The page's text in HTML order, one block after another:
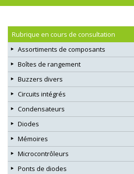
Rubrique en cours de consultation
Assortiments de composants
Boîtes de rangement
Buzzers divers
Circuits intégrés
Condensateurs
Diodes
Mémoires
Microcontrôleurs
Ponts de diodes